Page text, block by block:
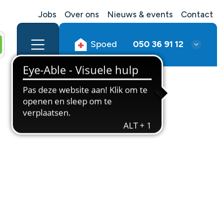
Jobs Over ons Nieuws & events Contact
Spoed 050 36 91 12